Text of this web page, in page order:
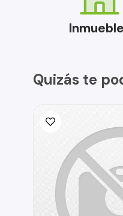
Quizás te